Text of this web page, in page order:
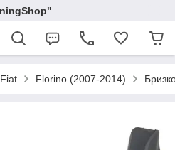
Fiat Florino (2007-2014)